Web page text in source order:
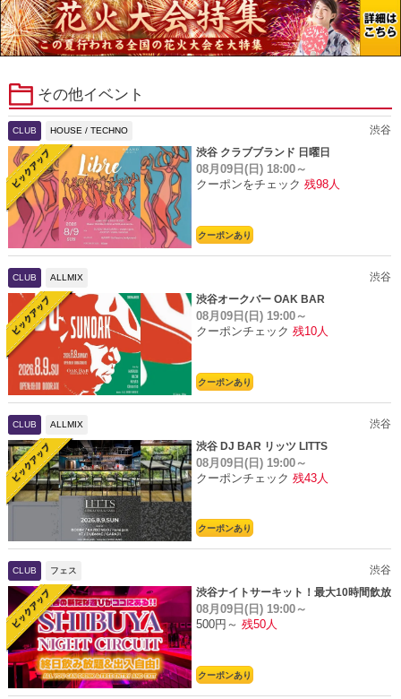
その他イベント
CLUB HOUSE / TECHNO
渋谷
渋谷 クラブブランド 日曜日
08月09日(日) 18:00～
クーポンをチェック 残98人
クーポンあり
CLUB ALLMIX
渋谷
渋谷オークバー OAK BAR
08月09日(日) 19:00～
クーポンチェック 残10人
クーポンあり
CLUB ALLMIX
渋谷
渋谷 DJ BAR リッツ LITTS
08月09日(日) 19:00～
クーポンチェック 残43人
クーポンあり
CLUB フェス
渋谷
渋谷ナイトサーキット！最大10時間飲放
題
08月09日(日) 19:00～
500円～ 残50人
クーポンあり